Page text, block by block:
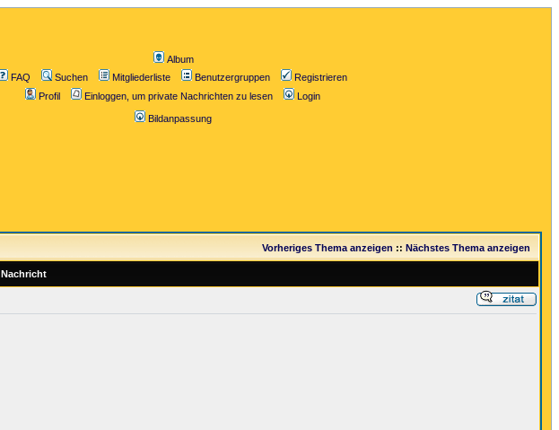
Album
FAQ
Suchen Mitgliederliste Benutzergruppen
Registrieren
Profil
Einloggen, um private Nachrichten zu lesen Login
Bildanpassung
Vorheriges Thema anzeigen :: Nächstes Thema anzeigen
Nachricht